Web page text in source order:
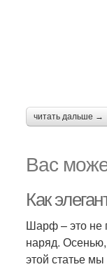
читать дальше →
Вас
Как
Шарф – это не
наряд.
этой статье